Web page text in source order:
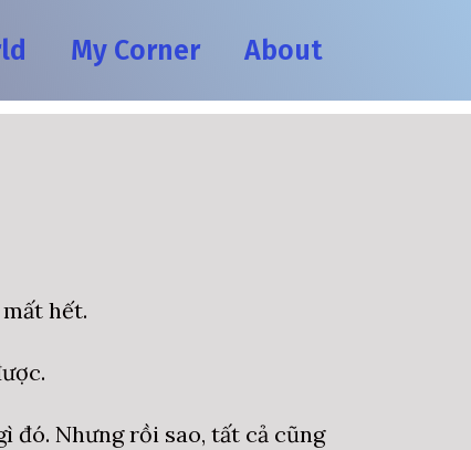
My Corner About
hết.
đó. Nhưng rồi sao, tất cả cũng